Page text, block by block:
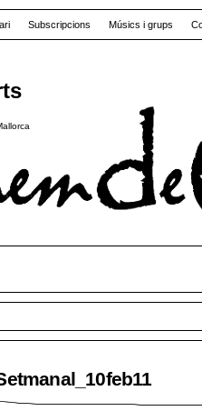
Subscripcions Músics i grups